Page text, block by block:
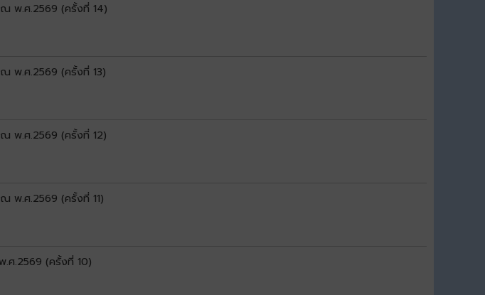
ณ พ.ศ.2569 (ครั้งที่ 14)
ณ พ.ศ.2569 (ครั้งที่ 13)
ณ พ.ศ.2569 (ครั้งที่ 12)
ณ พ.ศ.2569 (ครั้งที่ 11)
.ศ.2569 (ครั้งที่ 10)